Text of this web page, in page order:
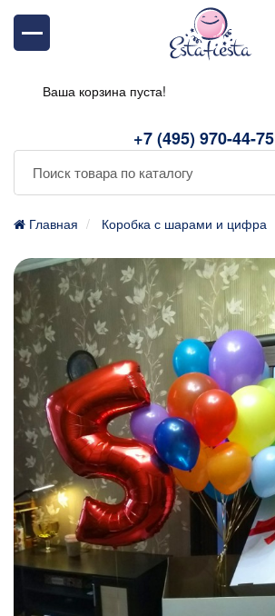
+7 (495) 970-44-75
Ваша корзина пуста!
Главная Коробка с шарами и цифра